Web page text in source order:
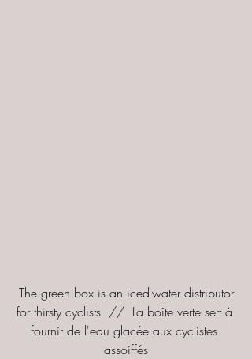
for thirsty cyclists  //  La boîte verte sert à
fournir de l'eau glacée aux cyclistes
assoiffés